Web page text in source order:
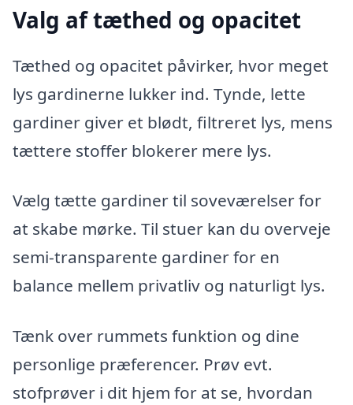
Valg af tæthed og opacitet
Tæthed og opacitet påvirker, hvor meget
lys gardinerne lukker ind. Tynde, lette
gardiner giver et blødt, filtreret lys, mens
tættere stoffer blokerer mere lys.
Vælg tætte gardiner til soveværelser for
at skabe mørke. Til stuer kan du overveje
semi-transparente gardiner for en
balance mellem privatliv og naturligt lys.
Tænk over rummets funktion og dine
personlige præferencer. Prøv evt.
stofprøver i dit hjem for at se, hvordan